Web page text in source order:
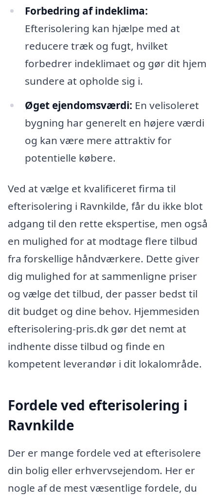
Forbedring af indeklima:
Efterisolering kan hjælpe med at
reducere træk og fugt, hvilket
forbedrer indeklimaet og gør dit hjem
sundere at opholde sig i.
Øget ejendomsværdi: En velisoleret
bygning har generelt en højere værdi
og kan være mere attraktiv for
potentielle købere.
Ved at vælge et kvalificeret firma til
efterisolering i Ravnkilde, får du ikke blot
adgang til den rette ekspertise, men også
en mulighed for at modtage flere tilbud
fra forskellige håndværkere. Dette giver
dig mulighed for at sammenligne priser
og vælge det tilbud, der passer bedst til
dit budget og dine behov. Hjemmesiden
efterisolering-pris.dk gør det nemt at
indhente disse tilbud og finde en
kompetent leverandør i dit lokalområde.
Fordele ved efterisolering i
Ravnkilde
Der er mange fordele ved at efterisolere
din bolig eller erhvervsejendom. Her er
nogle af de mest væsentlige fordele, du